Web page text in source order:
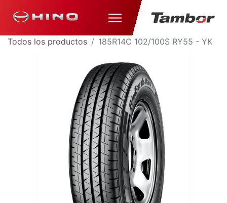
Todos los productos 185R14C 102/100S RY55 - YK